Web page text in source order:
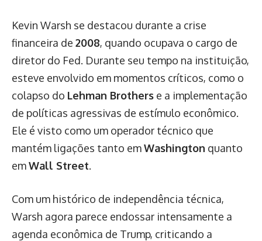
Kevin Warsh se destacou durante a crise
financeira de 2008, quando ocupava o cargo de
diretor do Fed. Durante seu tempo na instituição,
esteve envolvido em momentos críticos, como o
colapso do Lehman Brothers e a implementação
de políticas agressivas de estímulo econômico.
Ele é visto como um operador técnico que
mantém ligações tanto emWashington quanto
emWall Street.
Com um histórico de independência técnica,
Warsh agora parece endossar intensamente a
agenda econômica de Trump, criticando a